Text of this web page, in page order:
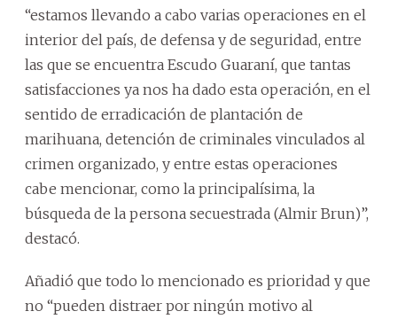
“estamos llevando a cabo varias operaciones en el
interior del país, de defensa y de seguridad, entre
las que se encuentra Escudo Guaraní, que tantas
satisfacciones ya nos ha dado esta operación, en el
sentido de erradicación de plantación de
marihuana, detención de criminales vinculados al
crimen organizado, y entre estas operaciones
cabe mencionar, como la principalísima, la
búsqueda de la persona secuestrada (Almir Brun)”,
destacó.
Añadió que todo lo mencionado es prioridad y que
no “pueden distraer por ningún motivo al